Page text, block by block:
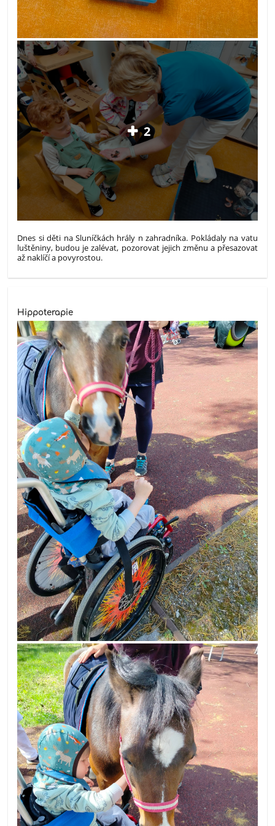
2
Dnes si děti na Sluníčkách hrály n zahradníka. Pokládaly na vatu
luštěniny, budou je zalévat, pozorovat jejich změnu a přesazovat
až naklíčí a povyrostou.
Hippoterapie